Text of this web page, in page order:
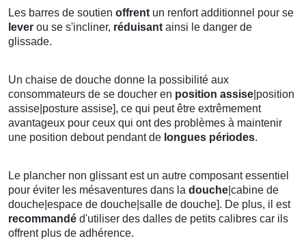
Les barres de soutien offrent un renfort additionnel pour se
lever ou se s'incliner, réduisant ainsi le danger de
glissade.
Un chaise de douche donne la possibilité aux
consommateurs de se doucher en position assise |position
assise|posture assise], ce qui peut être extrêmement
avantageux pour ceux qui ont des problèmes à maintenir
une position debout pendant de longues périodes.
Le plancher non glissant est un autre composant essentiel
pour éviter les mésaventures dans la douche |cabine de
douche|espace de douche|salle de douche]. De plus, il est
recommandé d'utiliser des dalles de petits calibres car ils
offrent plus de adhérence.